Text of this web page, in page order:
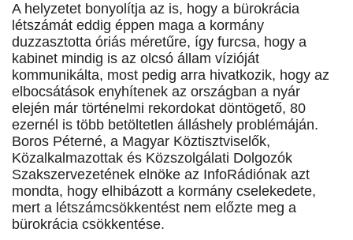
A helyzetet bonyolítja az is, hogy a bürokrácia
létszámát eddig éppen maga a kormány
duzzasztotta óriás méretűre, így furcsa, hogy a
kabinet mindig is az olcsó állam vízióját
kommunikálta, most pedig arra hivatkozik, hogy az
elbocsátások enyhítenek az országban a nyár
elején már történelmi rekordokat döntögető, 80
ezernél is több betöltetlen álláshely problémáján.
Boros Péterné, a Magyar Köztisztviselők,
Közalkalmazottak és Közszolgálati Dolgozók
Szakszervezetének elnöke az InfoRádiónak azt
mondta, hogy elhibázott a kormány cselekedete,
mert a létszámcsökkentést nem előzte meg a
bürokrácia csökkentése.